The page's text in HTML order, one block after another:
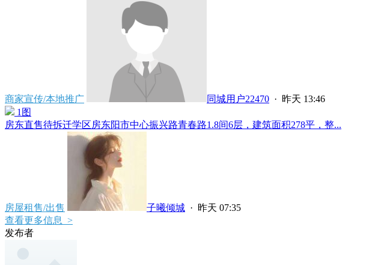
商家宣传/本地推广 同城用户22470 · 昨天 13:46
1图
房东直售待拆迁学区房东阳市中心振兴路青春路1.8间6层，建筑面积278平，整...
房屋租售/出售 子曦倾城 · 昨天 07:35
查看更多信息 >
发布者